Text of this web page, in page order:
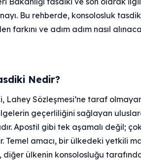
Bu rehberde, konsolosluk
farkını ve adım adım nasıl
Nedir?
Lahey Sözleşmesi’ne taraf
geçerliliğini sağlayan
Apostil gibi tek aşamalı değil;
Temel amacı, bir ülkedeki yetkili
diğer ülkenin konsolosluğu